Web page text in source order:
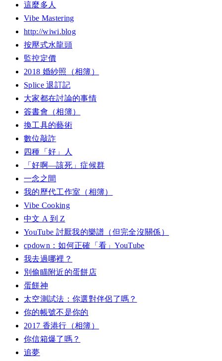
這麼多人
Vibe Mastering
http://wiwi.blog
按壓式水龍頭
監控定價
2018 婚紗照（相簿）
Splice 退訂記
大家都在討論的事情
簽書會（相簿）
換工具的藝術
數位敲詐
四種「好」人
「好啊—該死」症候群
一念之間
我的歷代工作室（相簿）
Vibe Cooking
中文 A 到 Z
YouTube 討厭我的樂譜（但完全沒關係）
cpdown：如何正確「看」YouTube
我去過哪裡？
別偷瞄附近的蛋餅店
蛋餅神
太空測試法：你選對伴侶了嗎？
你的帳號不是你的
2017 香港行（相簿）
你信箱爆了嗎？
追夢